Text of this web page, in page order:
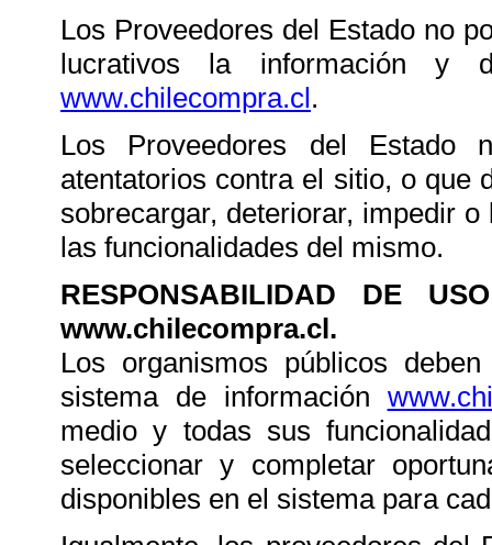
Los Proveedores del Estado no
lucrativos la información y
www.chilecompra.cl.
Los Proveedores del Estado
atentatorios contra el sitio, o que
sobrecargar, deteriorar, impedir
las funcionalidades del mismo.
RESPONSABILIDAD DE
www.chilecompra.cl.
Los organismos públicos
sistema de información
medio y todas sus
seleccionar y completar
disponibles en el sistema para